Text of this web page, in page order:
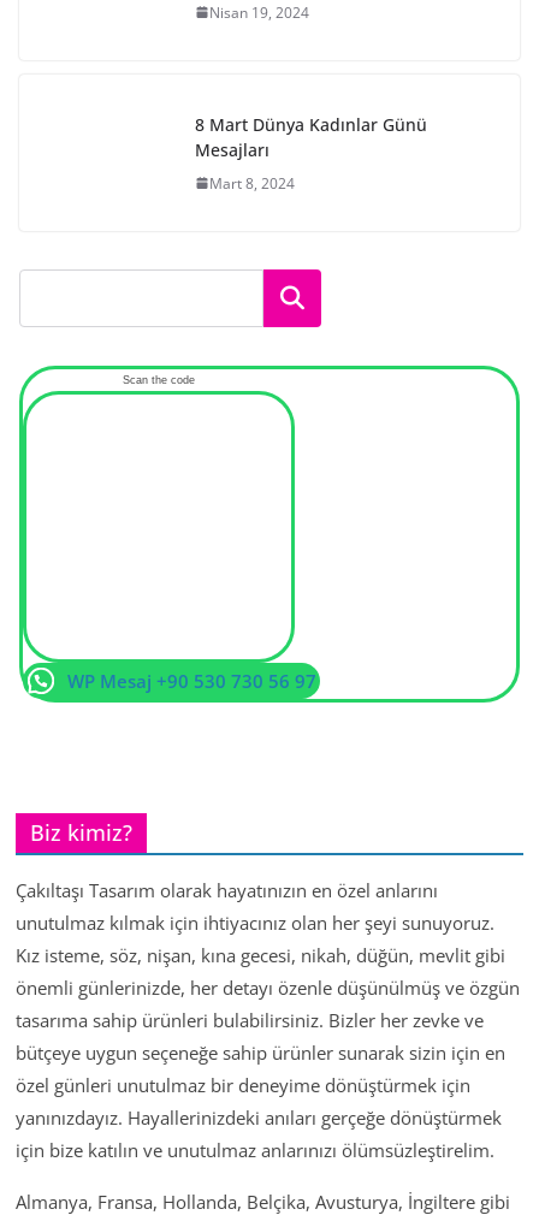
Nisan 19, 2024
8 Mart Dünya Kadınlar Günü
Mesajları
Mart 8, 2024
Ara
Scan the code
WP Mesaj +90 530 730 56 97
Biz kimiz?
Çakıltaşı Tasarım olarak hayatınızın en özel anlarını
unutulmaz kılmak için ihtiyacınız olan her şeyi sunuyoruz.
Kız isteme, söz, nişan, kına gecesi, nikah, düğün, mevlit gibi
önemli günlerinizde, her detayı özenle düşünülmüş ve özgün
tasarıma sahip ürünleri bulabilirsiniz. Bizler her zevke ve
bütçeye uygun seçeneğe sahip ürünler sunarak sizin için en
özel günleri unutulmaz bir deneyime dönüştürmek için
yanınızdayız. Hayallerinizdeki anıları gerçeğe dönüştürmek
için bize katılın ve unutulmaz anlarınızı ölümsüzleştirelim.
Almanya, Fransa, Hollanda, Belçika, Avusturya, İngiltere gibi